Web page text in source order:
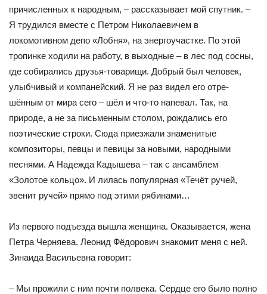
причисленных к народным, – рассказывает мой спутник. –
Я трудился вместе с Петром Николаевичем в
локомотивном депо «Лобня», на энер­гоучастке. По этой
тропинке ходили на работу, в выходные – в лес под сосны,
где собирались друзья-товарищи. Добрый был человек,
улыбчивый и компанейский. Я не раз видел его отре­
шённым от мира сего – шёл и что-то напевал. Так, на
природе, а не за письменным столом, рождались его
поэтические строки. Сюда приезжали знаменитые
композиторы, певцы и певицы за новыми, народными
песнями. А Надежда Кадышева – так с ан­самблем
«Золотое кольцо». И лилась популярная «Течёт ручей,
звенит ручей» прямо под этими рябинами…
Из первого подъезда вышла женщина. Оказывается, жена
Петра Черняева. Леонид Фёдорович знакомит меня с ней.
Зи­наида Васильевна говорит:
– Мы прожили с ним почти полвека. Сердце его было пол­но